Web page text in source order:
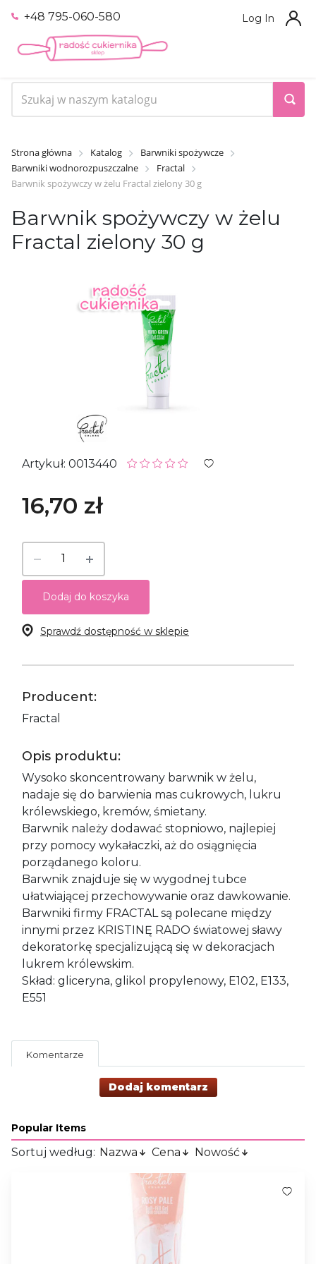
+48 795-060-580 Log In
Strona główna Katalog
Barwniki spożywcze
Barwniki wodnorozpuszczalne
Fractal
Barwnik spożywczy w żelu Fractal zielony 30 g
Barwnik spożywczy w żelu
Fractal zielony 30 g
Artykuł: 0013440
16,70 zł
Dodaj do koszyka
Sprawdź dostępność w sklepie
Producent:
Fractal
Opis produktu:
Wysoko skoncentrowany barwnik w żelu,
nadaje się do barwienia mas cukrowych, lukru
królewskiego, kremów, śmietany.
Barwnik należy dodawać stopniowo, najlepiej
przy pomocy wykałaczki, aż do osiągnięcia
porządanego koloru.
Barwnik znajduje się w wygodnej tubce
ułatwiającej przechowywanie oraz dawkowanie.
Barwniki firmy FRACTAL są polecane między
innymi przez KRISTINĘ RADO światowej sławy
dekoratorkę specjalizującą się w dekoracjach
lukrem królewskim.
Skład: gliceryna, glikol propylenowy, E102, E133,
E551
Komentarze
Dodaj komentarz
Popular Items
Sortuj według: Nazwa Cena Nowość